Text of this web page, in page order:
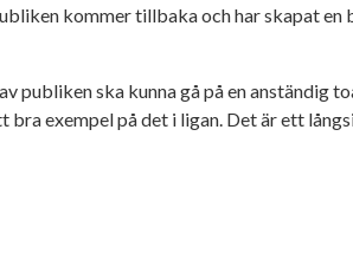
kommer tillbaka och har skapat en
ska kunna gå på en
exempel på det i ligan. Det är ett